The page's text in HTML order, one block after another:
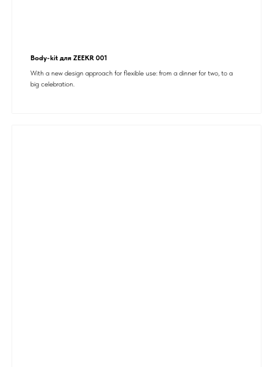
Body-kit для ZEEKR 001
With a new design approach for flexible use: from a dinner for two, to a
big celebration.